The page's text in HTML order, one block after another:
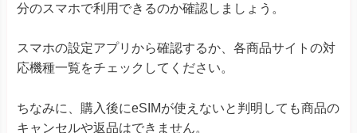
分のスマホで利用できるのか確認しましょう。
スマホの設定アプリから確認するか、各商品サイトの対
応機種一覧をチェックしてください。
ちなみに、購入後にeSIMが使えないと判明しても商品の
キャンセルや返品はできません。